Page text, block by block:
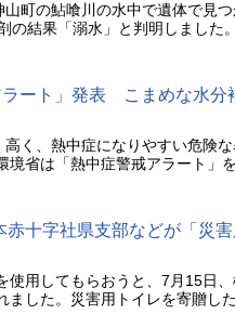
町の鮎喰川の水中で遺体で見
の結果「溺水」と判明しました
ラート」発表 こまめな水分
く、熱中症になりやすい危険
境省は「熱中症警戒アラート」
十字社県支部などが「災
使用してもらおうと、7月15日
ました。災害用トイレを寄贈し